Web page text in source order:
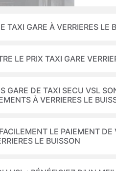
TAXI GARE À VERRIERES LE
LE PRIX TAXI GARE
GARE DE TAXI SECU VSL
À VERRIERES LE
LE PAIEMENT
LE BUISSON